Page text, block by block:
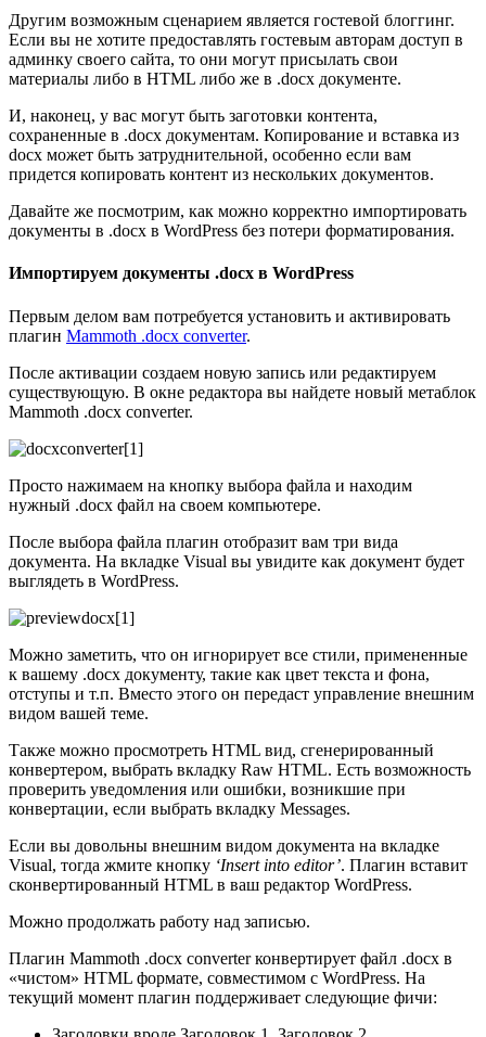
Другим возможным сценарием является гостевой блоггинг.
Если вы не хотите предоставлять гостевым авторам доступ в
админку своего сайта, то они могут присылать свои
материалы либо в HTML либо же в .docx документе.
И, наконец, у вас могут быть заготовки контента,
сохраненные в .docx документам. Копирование и вставка из
docx может быть затруднительной, особенно если вам
придется копировать контент из нескольких документов.
Давайте же посмотрим, как можно корректно импортировать
документы в .docx в WordPress без потери форматирования.
Импортируем документы .docx в WordPress
Первым делом вам потребуется установить и активировать
плагин Mammoth .docx converter.
После активации создаем новую запись или редактируем
существующую. В окне редактора вы найдете новый метаблок
Mammoth .docx converter.
Просто нажимаем на кнопку выбора файла и находим
нужный .docx файл на своем компьютере.
После выбора файла плагин отобразит вам три вида
документа. На вкладке Visual вы увидите как документ будет
выглядеть в WordPress.
Можно заметить, что он игнорирует все стили, примененные
к вашему .docx документу, такие как цвет текста и фона,
отступы и т.п. Вместо этого он передаст управление внешним
видом вашей теме.
Также можно просмотреть HTML вид, сгенерированный
конвертером, выбрать вкладку Raw HTML. Есть возможность
проверить уведомления или ошибки, возникшие при
конвертации, если выбрать вкладку Messages.
Если вы довольны внешним видом документа на вкладке
Visual, тогда жмите кнопку ‘Insert into editor’. Плагин вставит
сконвертированный HTML в ваш редактор WordPress.
Можно продолжать работу над записью.
Плагин Mammoth .docx converter конвертирует файл .docx в
«чистом» HTML формате, совместимом с WordPress. На
текущий момент плагин поддерживает следующие фичи: